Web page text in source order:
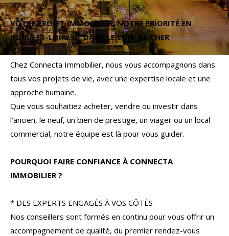
VOTRE PROJET IMMOBILIER, NOTRE PRIORITÉ EN
INDRE-ET-LOIRE ET DANS LE LOIR-ET-CHER
Chez Connecta Immobilier, nous vous accompagnons dans
tous vos projets de vie, avec une expertise locale et une
approche humaine.
Que vous souhaitiez acheter, vendre ou investir dans
l’ancien, le neuf, un bien de prestige, un viager ou un local
commercial, notre équipe est là pour vous guider.
POURQUOI FAIRE CONFIANCE À CONNECTA
IMMOBILIER ?
* DES EXPERTS ENGAGÉS À VOS CÔTÉS
Nos conseillers sont formés en continu pour vous offrir un
accompagnement de qualité, du premier rendez-vous
Budget
Budget
Surface
Surface
Pièces
Pièces
Référence
AFFINER LES CRITÈRES
FILTRER PAR